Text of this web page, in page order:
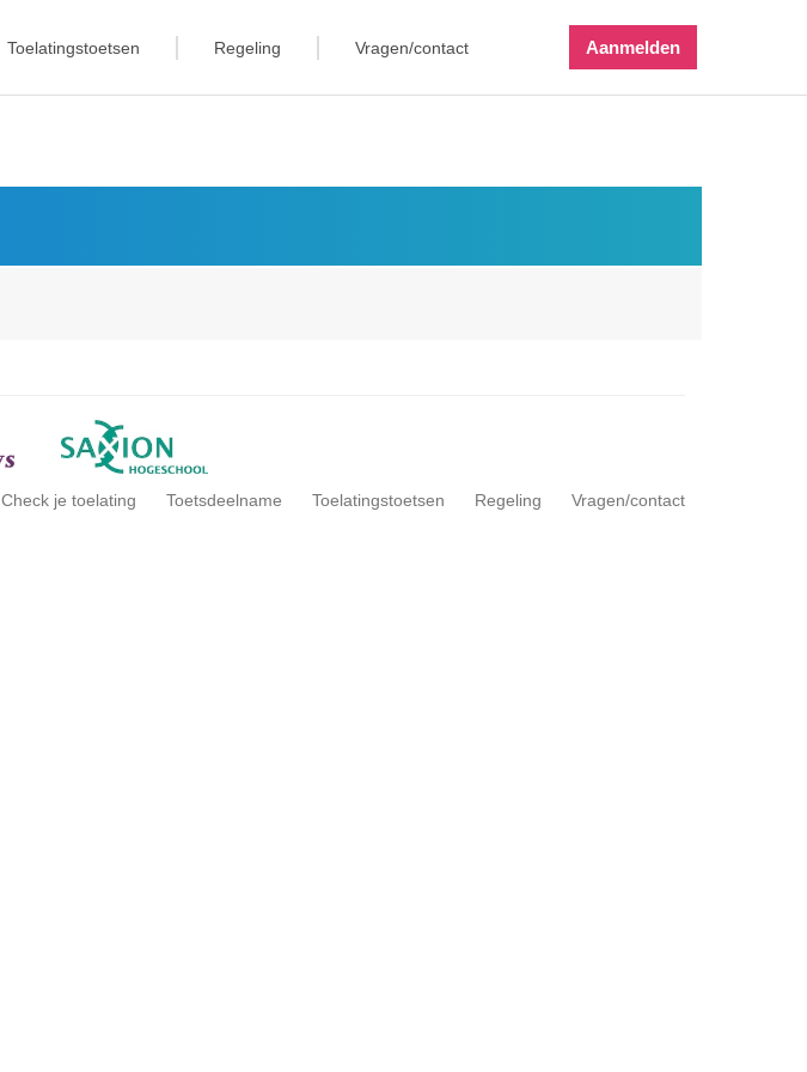
Toelatingstoetsen Regeling Vragen/contact Aanmelden
Check je toelating Toetsdeelname Toelatingstoetsen Regeling Vragen/contact